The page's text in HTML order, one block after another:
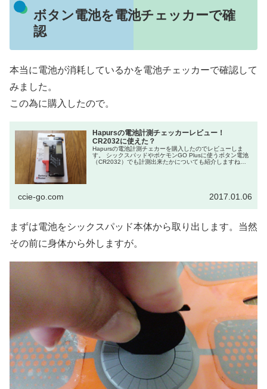
ボタン電池を電池チェッカーで確
認
本当に電池が消耗しているかを電池チェッカーで確認して
みました。
この為に購入したので。
Hapursの電池計測チェッカーレビュー！
CR2032に使えた？
Hapursの電池計測チェカーを購入したのでレビューしま
す。 シックスパッドやポケモンGO Plusに使うボタン電池
（CR2032）でも計測出来たかについても紹介しますね。
ccie-go.com 2017.01.06
まずは電池をシックスパッド本体から取り出します。当然
その前に身体から外しますが。